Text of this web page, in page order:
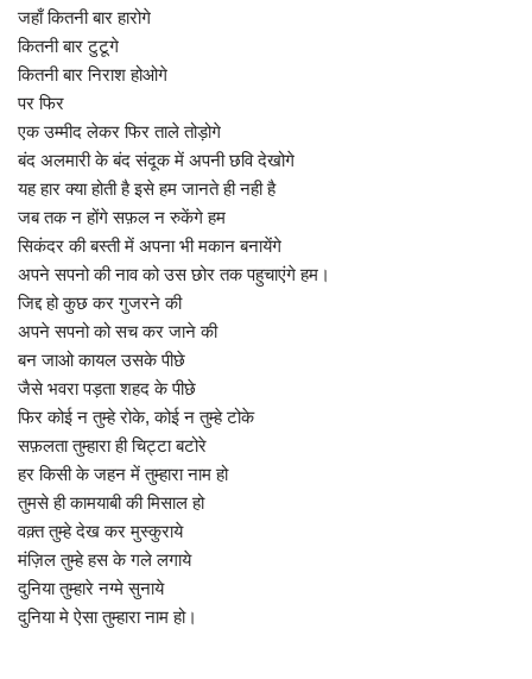
जहाँ कितनी बार हारोगे
कितनी बार टुटूगे
कितनी बार निराश होओगे
पर फिर
एक उम्मीद लेकर फिर ताले तोड़ोगे
बंद अलमारी के बंद संदूक में अपनी छवि देखोगे
यह हार क्या होती है इसे हम जानते ही नही है
जब तक न होंगे सफ़ल न रुकेंगे हम
सिकंदर की बस्ती में अपना भी मकान बनायेंगे
अपने सपनो की नाव को उस छोर तक पहुचाएंगे हम।
जिद्द हो कुछ कर गुजरने की
अपने सपनो को सच कर जाने की
बन जाओ कायल उसके पीछे
जैसे भवरा पड़ता शहद के पीछे
फिर कोई न तुम्हे रोके, कोई न तुम्हे टोके
सफ़लता तुम्हारा ही चिट्टा बटोरे
हर किसी के जहन में तुम्हारा नाम हो
तुमसे ही कामयाबी की मिसाल हो
वक़्त तुम्हे देख कर मुस्कुराये
मंज़िल तुम्हे हस के गले लगाये
दुनिया तुम्हारे नग्मे सुनाये
दुनिया मे ऐसा तुम्हारा नाम हो।